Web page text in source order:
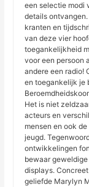
een selectie modi
details
kranten en
van deze vier
toegankelijkheid
voor een persoon
andere een radio!
en toegankelijk je
Het is niet
acteurs en
mensen en ook
jeugd.
ontwikkelingen
bewaar
displays.
geliefde Marylyn